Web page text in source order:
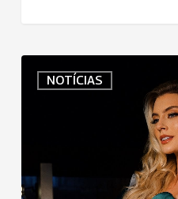
NOTÍCIAS
Fortaleza
Miss
Universo